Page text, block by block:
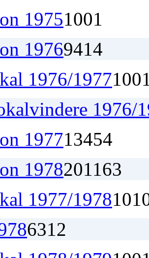
19751001
19769414
1976/1977100
1976/
197713454
1978201163
1977/1978101
6312